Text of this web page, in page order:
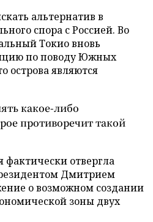
альтернатив в
спора с Россией. Во
Токио вновь
по поводу Южных
острова являются
какое-либо
противоречит такой
отвергла
Дмитрием
о возможном создании
зоны двух